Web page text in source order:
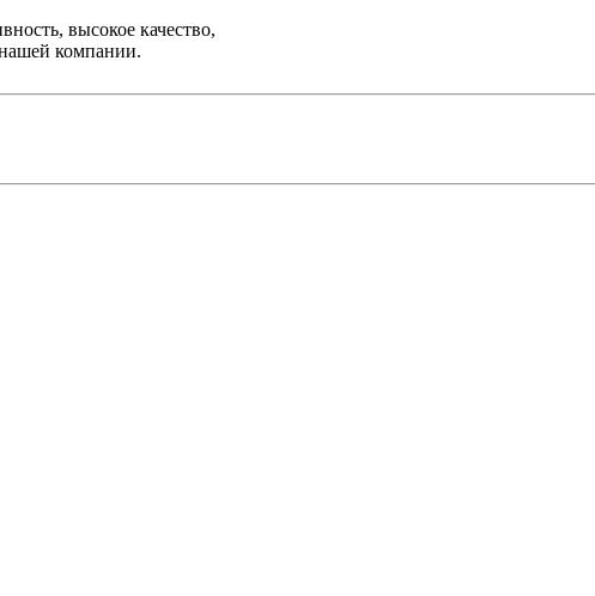
высокое качество,
компании.